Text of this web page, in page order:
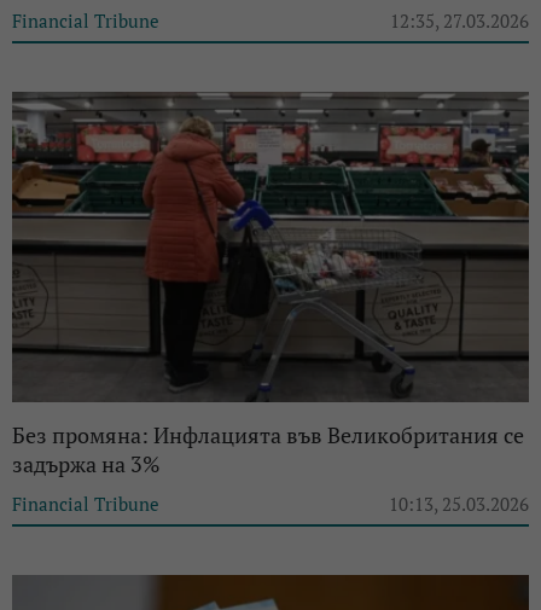
Financial Tribune 12:35, 27.03.2026
Без промяна: Инфлацията във Великобритания се
задържа на 3%
Financial Tribune 10:13, 25.03.2026